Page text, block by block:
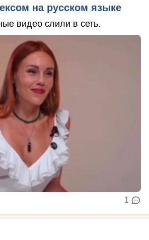
на русском языке
видео слили в сеть.
1